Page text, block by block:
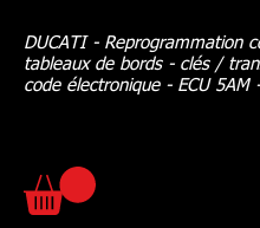
DUCATI - Reprogrammation
tableaux de bords - clés /
code électronique - ECU 5AM